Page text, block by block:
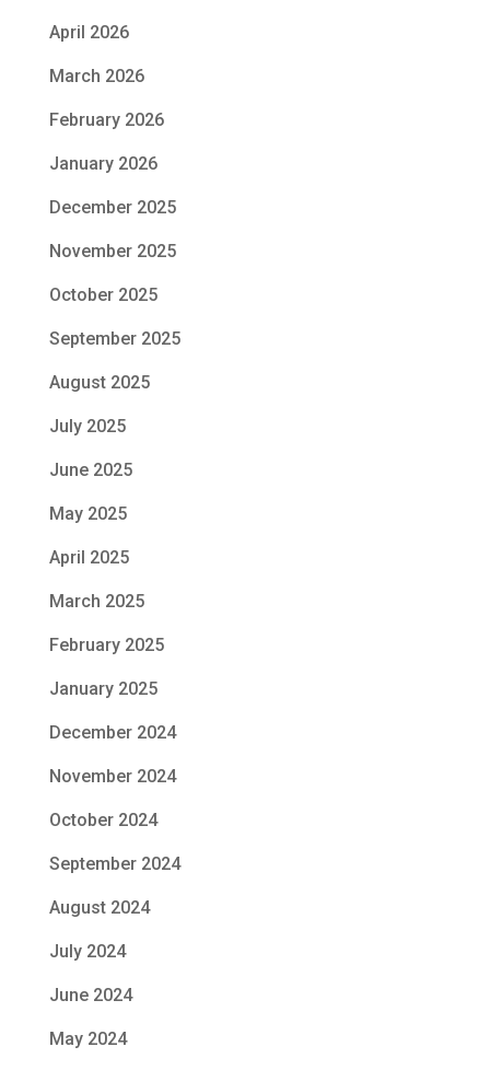
April 2026
March 2026
February 2026
January 2026
December 2025
November 2025
October 2025
September 2025
August 2025
July 2025
June 2025
May 2025
April 2025
March 2025
February 2025
January 2025
December 2024
November 2024
October 2024
September 2024
August 2024
July 2024
June 2024
May 2024